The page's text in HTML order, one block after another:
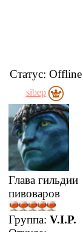
Статус: Offline
sibep
Глава гильдии
пивоваров
Группа: V.I.P.